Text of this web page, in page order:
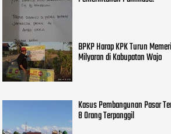
BPKP Harap KPK Turun
Milyaran di Kabupatan Wajo
Kasus Pembangunan Pasar
8 Orang Terpanggil